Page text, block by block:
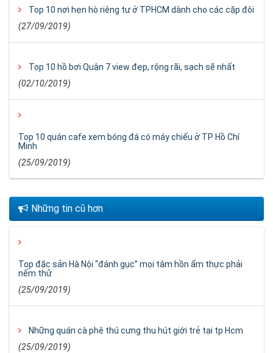
Top 10 nơi hẹn hò riêng tư ở TPHCM dành cho các cặp đôi
(27/09/2019)
Top 10 hồ bơi Quận 7 view đẹp, rộng rãi, sạch sẽ nhất
(02/10/2019)
Top 10 quán cafe xem bóng đá có máy chiếu ở TP Hồ Chí
Minh
(25/09/2019)
Những tin cũ hơn
Top đặc sản Hà Nội “đánh gục” mọi tâm hồn ẩm thực phải
nếm thử
(25/09/2019)
Những quán cà phê thú cưng thu hút giới trẻ tại tp Hcm
(25/09/2019)